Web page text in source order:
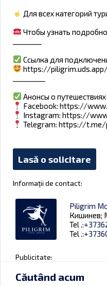
Для всех категорий
Чтобы узнать
Ссылка для
https://
Анонсы о
Facebook: https://
Instagram: https://
Telegram: https://t.me/
Lasă o solicitare
Informații de contact:
Piligrim
Кишинев;
Tel .:
Tel .:
Publicitate:
Căutând acum